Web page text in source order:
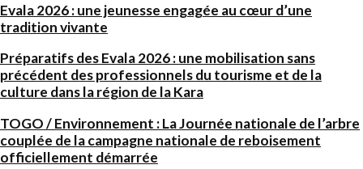
Evala 2026 : une jeunesse engagée au cœur d’une
tradition vivante
Préparatifs des Evala 2026 : une mobilisation sans
précédent des professionnels du tourisme et de la
culture dans la région de la Kara
TOGO / Environnement : La Journée nationale de l’arbre
couplée de la campagne nationale de reboisement
officiellement démarrée